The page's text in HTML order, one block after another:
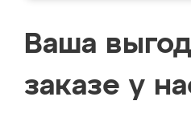
Ваша
заказе у